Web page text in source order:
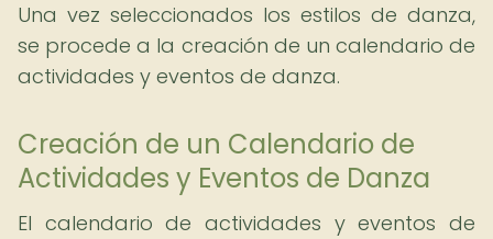
Una vez seleccionados los estilos de danza,
se procede a la creación de un calendario de
actividades y eventos de danza.
Creación de un Calendario de
Actividades y Eventos de Danza
El calendario de actividades y eventos de